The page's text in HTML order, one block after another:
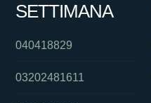
SETTIMANA
040418829
03202481611